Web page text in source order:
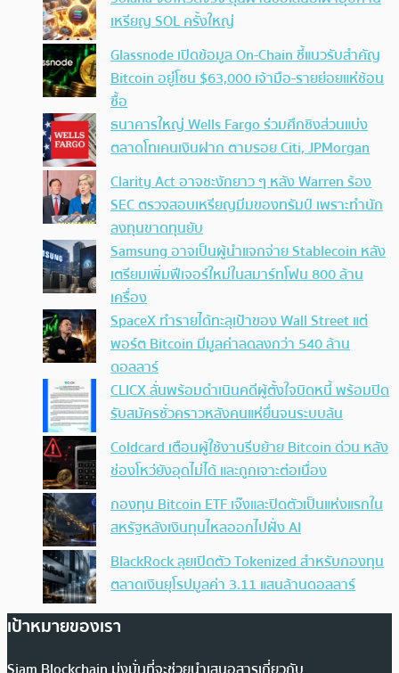
เหรียญ SOL ครั้งใหญ่
Glassnode เปิดข้อมูล On-Chain ชี้แนวรับสำคัญ
Bitcoin อยู่โซน $63,000 เจ้ามือ-รายย่อยแห่ช้อน
ซื้อ
ธนาคารใหญ่ Wells Fargo ร่วมศึกชิงส่วนแบ่ง
ตลาดโทเคนเงินฝาก ตามรอย Citi, JPMorgan
Clarity Act อาจชะงักยาว ๆ หลัง Warren ร้อง
SEC ตรวจสอบเหรียญมีมของทรัมป์ เพราะทำนัก
ลงทุนขาดทุนยับ
Samsung อาจเป็นผู้นำแจกจ่าย Stablecoin หลัง
เตรียมเพิ่มฟีเจอร์ใหม่ในสมาร์ทโฟน 800 ล้าน
เครื่อง
SpaceX ทำรายได้ทะลุเป้าของ Wall Street แต่
พอร์ต Bitcoin มีมูลค่าลดลงกว่า 540 ล้าน
ดอลลาร์
CLICX ลั่นพร้อมดำเนินคดีผู้ตั้งใจบิดหนี้ พร้อมปิด
รับสมัครชั่วคราวหลังคนแห่ยื่นจนระบบล้น
Coldcard เตือนผู้ใช้งานรีบย้าย Bitcoin ด่วน หลัง
ช่องโหว่ยังอุดไม่ได้ และถูกเจาะต่อเนื่อง
กองทุน Bitcoin ETF เจ๊งและปิดตัวเป็นแห่งแรกใน
สหรัฐหลังเงินทุนไหลออกไปฝั่ง AI
BlackRock ลุยเปิดตัว Tokenized สำหรับกองทุน
ตลาดเงินยุโรปมูลค่า 3.11 แสนล้านดอลลาร์
เป้าหมายของเรา